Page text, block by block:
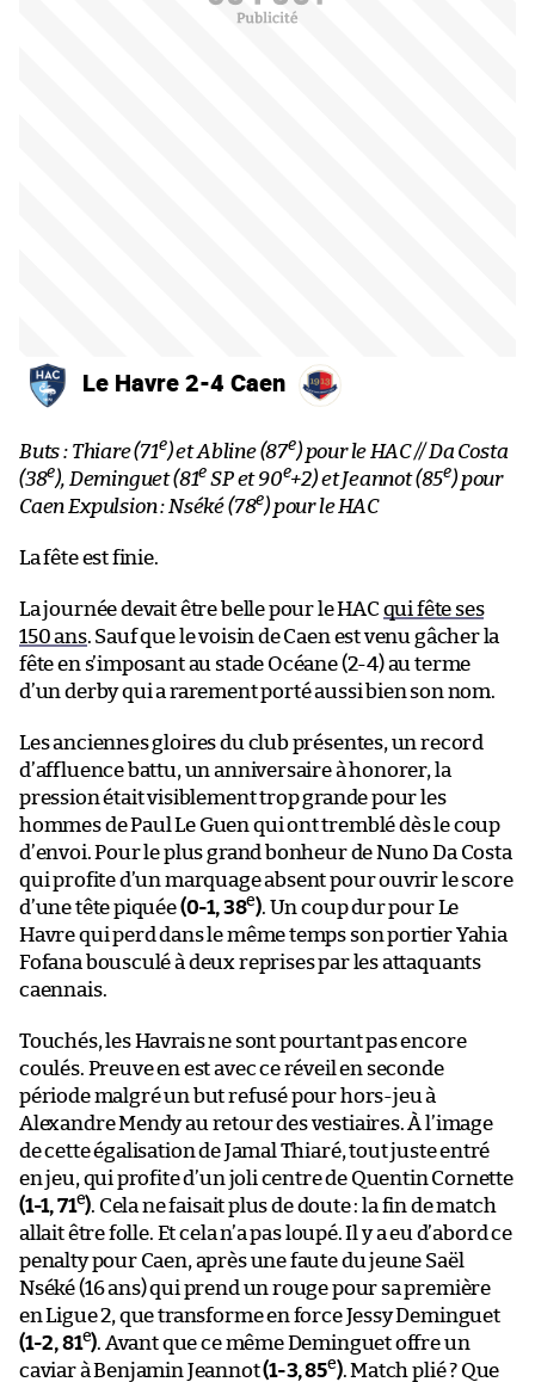
Le Havre 2-4 Caen
Buts : Thiare (71e) et Abline (87e) pour le HAC // Da Costa
(38e), Deminguet (81e SP et 90e+2) et Jeannot (85e) pour
Caen Expulsion : Nséké (78e) pour le HAC
La fête est finie.
La journée devait être belle pour le HAC qui fête ses
150 ans. Sauf que le voisin de Caen est venu gâcher la
fête en s’imposant au stade Océane (2-4) au terme
d’un derby qui a rarement porté aussi bien son nom.
Les anciennes gloires du club présentes, un record
d’affluence battu, un anniversaire à honorer, la
pression était visiblement trop grande pour les
hommes de Paul Le Guen qui ont tremblé dès le coup
d’envoi. Pour le plus grand bonheur de Nuno Da Costa
qui profite d’un marquage absent pour ouvrir le score
d’une tête piquée(0-1, 38e). Un coup dur pour Le
Havre qui perd dans le même temps son portier Yahia
Fofana bousculé à deux reprises par les attaquants
caennais.
Touchés, les Havrais ne sont pourtant pas encore
coulés. Preuve en est avec ce réveil en seconde
période malgré un but refusé pour hors-jeu à
Alexandre Mendy au retour des vestiaires. À l’image
de cette égalisation de Jamal Thiaré, tout juste entré
en jeu, qui profite d’un joli centre de Quentin Cornette
(1-1, 71e). Cela ne faisait plus de doute : la fin de match
allait être folle. Et cela n’a pas loupé. Il y a eu d’abord ce
penalty pour Caen, après une faute du jeune Saël
Nséké (16 ans) qui prend un rouge pour sa première
en Ligue 2, que transforme en force Jessy Deminguet
(1-2, 81e). Avant que ce même Deminguet offre un
caviar à Benjamin Jeannot(1-3, 85e). Match plié ? Que